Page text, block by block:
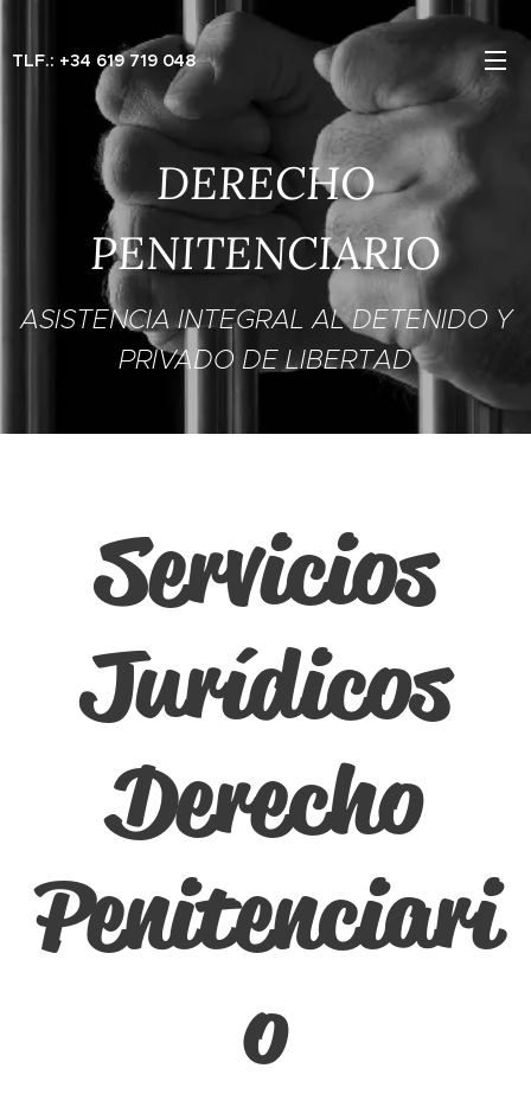
TLF.: +34 619 719 048
DERECHO
PENITENCIARIO
ASISTENCIA INTEGRAL AL DETENIDO Y
PRIVADO DE LIBERTAD
Servicios
Jurídicos
Derecho
Penitenciari
o